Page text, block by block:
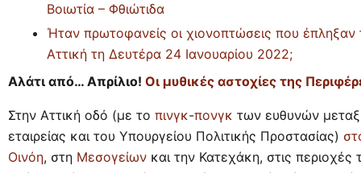
Βοιωτία – Φθιώτιδα
Ήταν πρωτοφανείς οι χιονοπτώσεις που έπληξαν
Αττική τη Δευτέρα 24 Ιανουαρίου 2022;
Αλάτι από… Απρίλιο! Οι μυθικές αστοχίες της
Στην Αττική οδό (με το πινγκ-πονγκ των ευθυνών
εταιρείας και του Υπουργείου Πολιτικής Προστασίας)
Οινόη, στη Μεσογείων και την Κατεχάκη, στις περιοχές